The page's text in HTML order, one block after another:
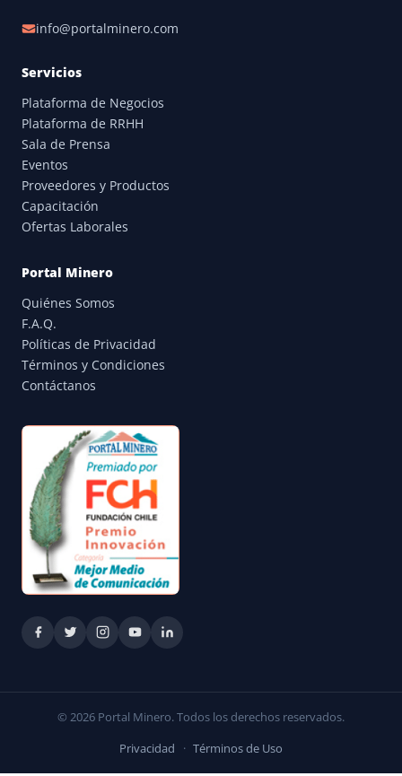
info@portalminero.com
Servicios
Plataforma de Negocios
Plataforma de RRHH
Sala de Prensa
Eventos
Proveedores y Productos
Capacitación
Ofertas Laborales
Portal Minero
Quiénes Somos
F.A.Q.
Políticas de Privacidad
Términos y Condiciones
Contáctanos
© 2026 Portal Minero. Todos los derechos reservados.
Privacidad · Términos de Uso